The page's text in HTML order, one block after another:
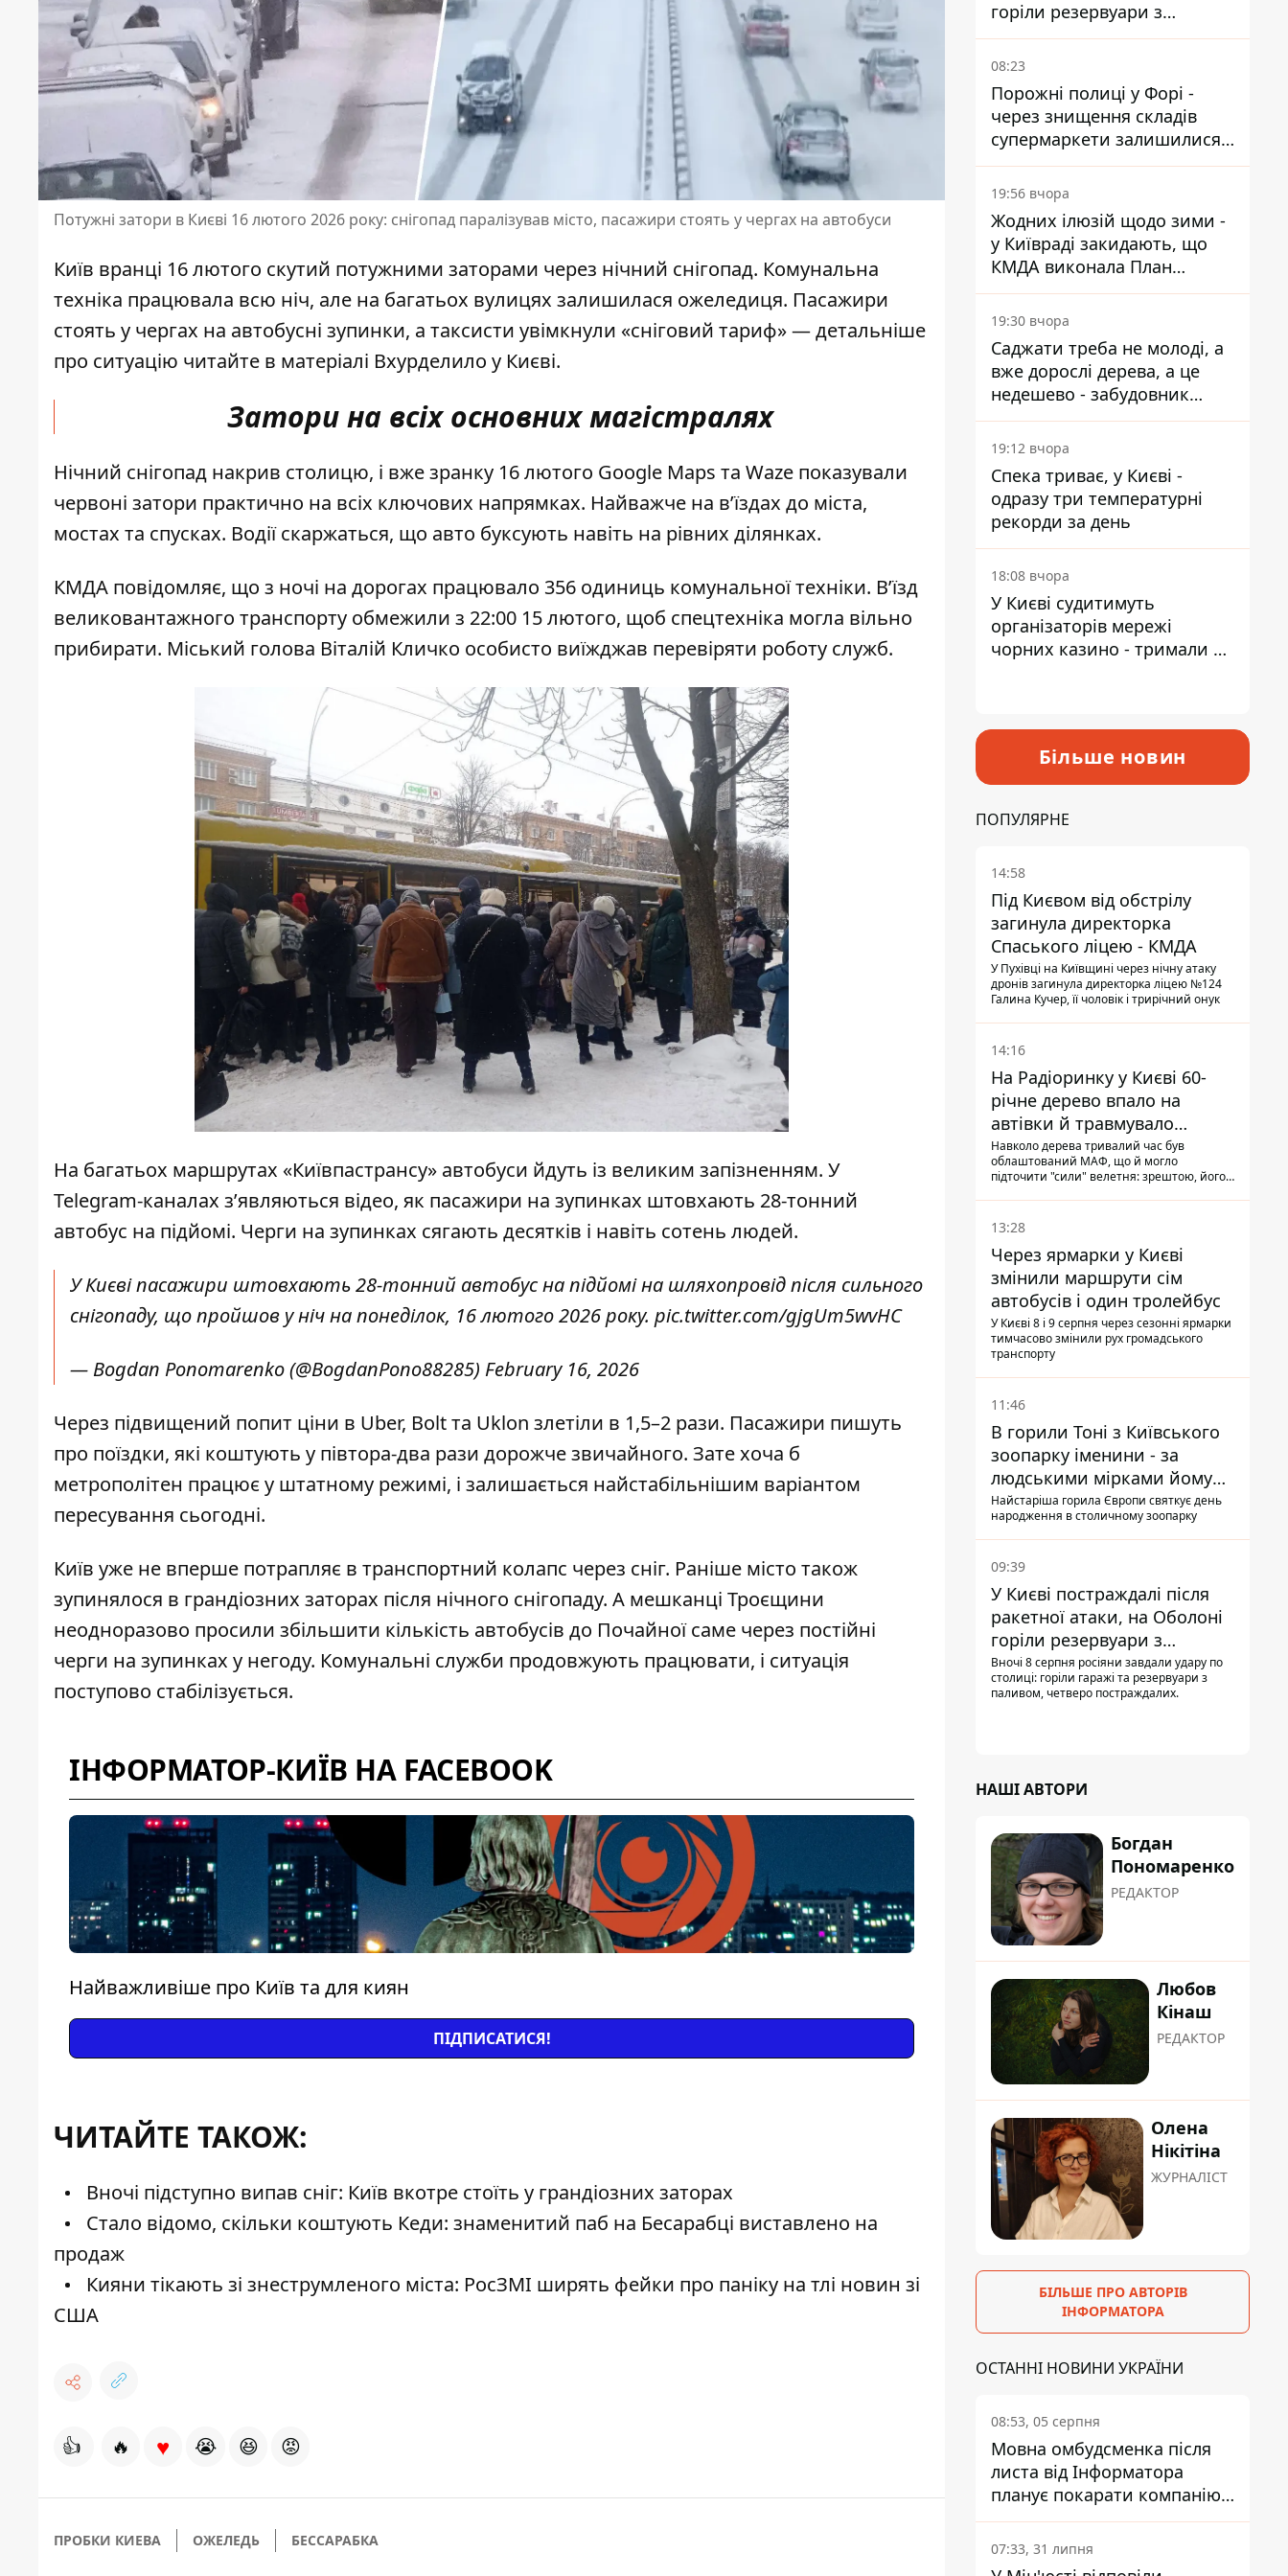
Потужні затори в Києві 16 лютого 2026 року: снігопад паралізував місто, пасажири стоять у чергах на автобуси
Київ вранці 16 лютого скутий потужними заторами через нічний снігопад. Комунальна
техніка працювала всю ніч, але на багатьох вулицях залишилася ожеледиця. Пасажири
стоять у чергах на автобусні зупинки, а таксисти увімкнули «сніговий тариф» — детальніше
про ситуацію читайте в матеріалі Вхурделило у Києві.
Затори на всіх основних магістралях
Нічний снігопад накрив столицю, і вже зранку 16 лютого Google Maps та Waze показували
червоні затори практично на всіх ключових напрямках. Найважче на в’їздах до міста,
мостах та спусках. Водії скаржаться, що авто буксують навіть на рівних ділянках.
КМДА повідомляє, що з ночі на дорогах працювало 356 одиниць комунальної техніки. В’їзд
великовантажного транспорту обмежили з 22:00 15 лютого, щоб спецтехніка могла вільно
прибирати. Міський голова Віталій Кличко особисто виїжджав перевіряти роботу служб.
На багатьох маршрутах «Київпастрансу» автобуси йдуть із великим запізненням. У
Telegram-каналах з’являються відео, як пасажири на зупинках штовхають 28-тонний
автобус на підйомі. Черги на зупинках сягають десятків і навіть сотень людей.
У Києві пасажири штовхають 28-тонний автобус на підйомі на шляхопровід після сильного
снігопаду, що пройшов у ніч на понеділок, 16 лютого 2026 року. pic.twitter.com/gjgUm5wvHC
— Bogdan Ponomarenko (@BogdanPono88285) February 16, 2026
Через підвищений попит ціни в Uber, Bolt та Uklon злетіли в 1,5–2 рази. Пасажири пишуть
про поїздки, які коштують у півтора-два рази дорожче звичайного. Зате хоча б
метрополітен працює у штатному режимі, і залишається найстабільнішим варіантом
пересування сьогодні.
Київ уже не вперше потрапляє в транспортний колапс через сніг. Раніше місто також
зупинялося в грандіозних заторах після нічного снігопаду. А мешканці Троєщини
неодноразово просили збільшити кількість автобусів до Почайної саме через постійні
черги на зупинках у негоду. Комунальні служби продовжують працювати, і ситуація
поступово стабілізується.
ІНФОРМАТОР-КИЇВ НА FACEBOOK
Найважливіше про Київ та для киян
ПІДПИСАТИСЯ!
ЧИТАЙТЕ ТАКОЖ:
Вночі підступно випав сніг: Київ вкотре стоїть у грандіозних заторах
Стало відомо, скільки коштують Кеди: знаменитий паб на Бесарабці виставлено на
продаж
Кияни тікають зі знеструмленого міста: РосЗМІ ширять фейки про паніку на тлі новин зі
США
👍 🔥 ♥ 😭 😆 😡
ПРОБКИ КИЕВА ОЖЕЛЕДЬ БЕССАРАБКА
горіли резервуари з
паливом
08:23
Порожні полиці у Форі -
через знищення складів
супермаркети залишилися
без асортименту
19:56 вчора
Жодних ілюзій щодо зими -
у Київраді закидають, що
КМДА виконала План
стійкості на 20%
19:30 вчора
Саджати треба не молоді, а
вже дорослі дерева, а це
недешево - забудовник
Ніконов
19:12 вчора
Спека триває, у Києві -
одразу три температурні
рекорди за день
18:08 вчора
У Києві судитимуть
організаторів мережі
чорних казино - тримали 39
Більше новин
ПОПУЛЯРНЕ
14:58
Під Києвом від обстрілу
загинула директорка
Спаського ліцею - КМДА
У Пухівці на Київщині через нічну атаку
дронів загинула директорка ліцею №124
Галина Кучер, її чоловік і трирічний онук
14:16
На Радіоринку у Києві 60-
річне дерево впало на
автівки й травмувало
людину - подробиці
Навколо дерева тривалий час був
облаштований МАФ, що й могло
підточити "сили" велетня: зрештою, його
13:28
Через ярмарки у Києві
змінили маршрути сім
автобусів і один тролейбус
У Києві 8 і 9 серпня через сезонні ярмарки
тимчасово змінили рух громадського
транспорту
11:46
В горили Тоні з Київського
зоопарку іменини - за
людськими мірками йому
вже понад 90 років
Найстаріша горила Європи святкує день
народження в столичному зоопарку
09:39
У Києві постраждалі після
ракетної атаки, на Оболоні
горіли резервуари з
паливом
Вночі 8 серпня росіяни завдали удару по
столиці: горіли гаражі та резервуари з
паливом, четверо постраждалих.
НАШІ АВТОРИ
Богдан
Пономаренко
РЕДАКТОР
Любов
Кінаш
РЕДАКТОР
Олена
Нікітіна
ЖУРНАЛІСТ
БІЛЬШЕ ПРО АВТОРІВ
ІНФОРМАТОРА
ОСТАННІ НОВИНИ УКРАЇНИ
08:53, 05 серпня
Мовна омбудсменка після
листа від Інформатора
планує покарати компанію-
підрядника ПриватБанку
07:33, 31 липня